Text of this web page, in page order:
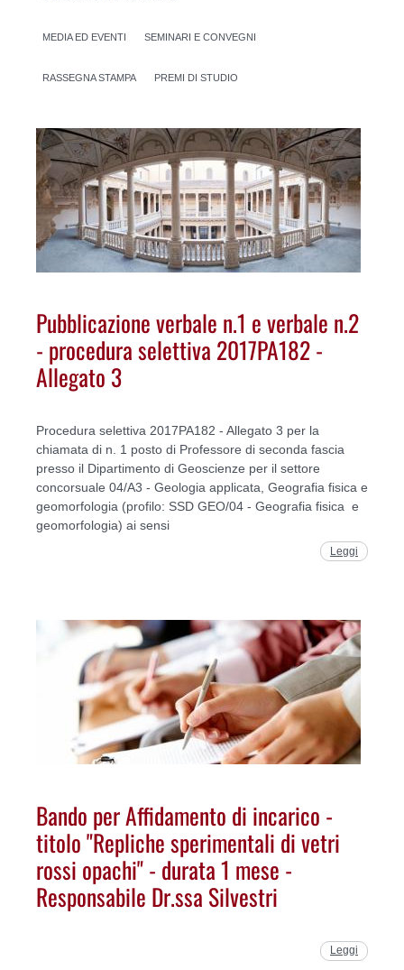
MEDIA ED EVENTI SEMINARI E CONVEGNI
RASSEGNA STAMPA PREMI DI STUDIO
Pubblicazione verbale n.1 e verbale n.2
- procedura selettiva 2017PA182 -
Allegato 3
Procedura selettiva 2017PA182 - Allegato 3 per la
chiamata di n. 1 posto di Professore di seconda fascia
presso il Dipartimento di Geoscienze per il settore
concorsuale 04/A3 - Geologia applicata, Geografia fisica e
geomorfologia (profilo: SSD GEO/04 - Geografia fisica e
geomorfologia) ai sensi
Leggi
Bando per Affidamento di incarico -
titolo "Repliche sperimentali di vetri
rossi opachi" - durata 1 mese -
Responsabile Dr.ssa Silvestri
Leggi